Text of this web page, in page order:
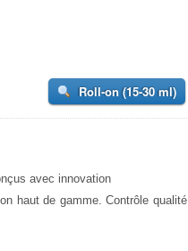
Roll-on (15-30 ml)
avec innovation
haut de gamme. Contrôle qualité